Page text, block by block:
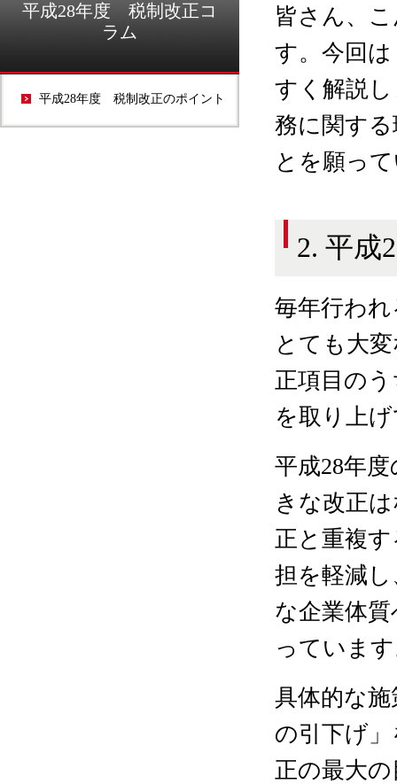
平成28年度 税制改正コ
ラム
平成28年度 税制改正のポイント
皆さん、
す。今回
すく解説
務に関す
とを願っ
2. 平
毎年行わ
とても大
正項目の
を取り上
平成28年
きな改正
正と重複
担を軽減
な企業体
っていま
具体的な
の引下げ
正の最大